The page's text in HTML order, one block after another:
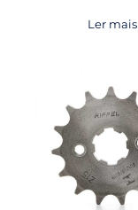
Ler mais